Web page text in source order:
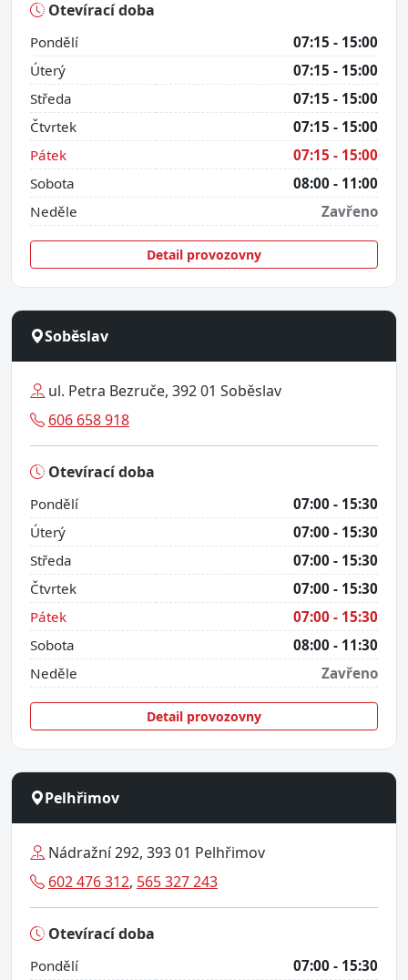
Otevírací doba
Pondělí
07:15 - 15:00
Úterý
07:15 - 15:00
Středa
07:15 - 15:00
Čtvrtek
07:15 - 15:00
Pátek
07:15 - 15:00
Sobota
08:00 - 11:00
Neděle
Zavřeno
Detail provozovny
Soběslav
ul. Petra Bezruče, 392 01 Soběslav
606 658 918
Otevírací doba
Pondělí
07:00 - 15:30
Úterý
07:00 - 15:30
Středa
07:00 - 15:30
Čtvrtek
07:00 - 15:30
Pátek
07:00 - 15:30
Sobota
08:00 - 11:30
Neděle
Zavřeno
Detail provozovny
Pelhřimov
Nádražní 292, 393 01 Pelhřimov
602 476 312, 565 327 243
Otevírací doba
Pondělí
07:00 - 15:30